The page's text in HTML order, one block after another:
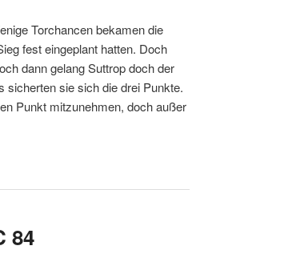
Torchancen bekamen die
fest eingeplant hatten. Doch
dann gelang Suttrop doch der
sicherten sie sich die drei Punkte.
Punkt mitzunehmen, doch außer
84